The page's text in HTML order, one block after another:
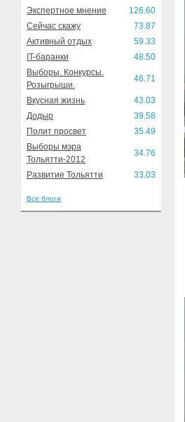
Экспертное мнение
126.60
Сейчас скажу
73.87
Активный отдых
59.33
IT-баранки
48.50
Выборы. Конкурсы.
Розыгрыши.
46.71
Вкусная жизнь
43.03
Додыр
39.58
Полит просвет
35.49
Выборы мэра
Тольятти-2012
34.76
Развитие Тольятти 33.03
Все блоги